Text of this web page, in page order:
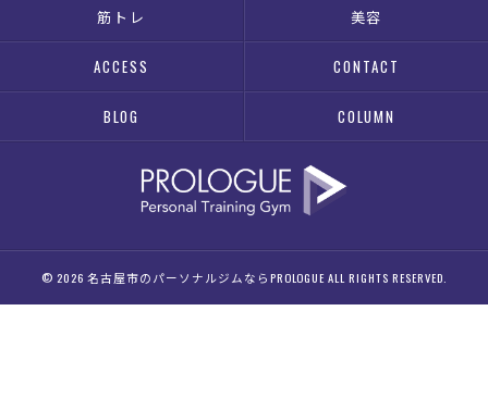
筋トレ 美容
ACCESS CONTACT
BLOG COLUMN
© 2026 名古屋市のパーソナルジムならPROLOGUE ALL RIGHTS RESERVED.